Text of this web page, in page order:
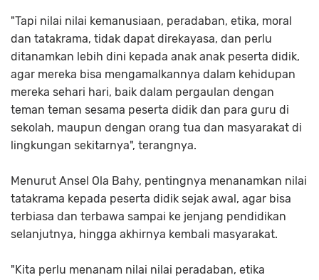
"Tapi nilai nilai kemanusiaan, peradaban, etika, moral
dan tatakrama, tidak dapat direkayasa, dan perlu
ditanamkan lebih dini kepada anak anak peserta didik,
agar mereka bisa mengamalkannya dalam kehidupan
mereka sehari hari, baik dalam pergaulan dengan
teman teman sesama peserta didik dan para guru di
sekolah, maupun dengan orang tua dan masyarakat di
lingkungan sekitarnya", terangnya.
Menurut Ansel Ola Bahy, pentingnya menanamkan nilai
tatakrama kepada peserta didik sejak awal, agar bisa
terbiasa dan terbawa sampai ke jenjang pendidikan
selanjutnya, hingga akhirnya kembali masyarakat.
"Kita perlu menanam nilai nilai peradaban, etika